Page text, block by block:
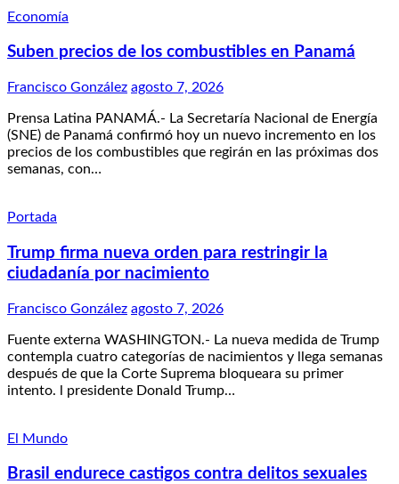
Economía
Suben precios de los combustibles en Panamá
Francisco González agosto 7, 2026
Prensa Latina PANAMÁ.- La Secretaría Nacional de Energía
(SNE) de Panamá confirmó hoy un nuevo incremento en los
precios de los combustibles que regirán en las próximas dos
semanas, con…
Portada
Trump firma nueva orden para restringir la
ciudadanía por nacimiento
Francisco González agosto 7, 2026
Fuente externa WASHINGTON.- La nueva medida de Trump
contempla cuatro categorías de nacimientos y llega semanas
después de que la Corte Suprema bloqueara su primer
intento. l presidente Donald Trump…
El Mundo
Brasil endurece castigos contra delitos sexuales